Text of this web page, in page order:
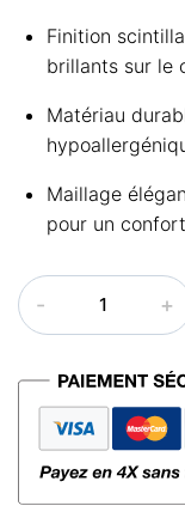
Finition
brillants sur le
Matériau
Maillage
pour un
quantité
de
pendentif
Allah